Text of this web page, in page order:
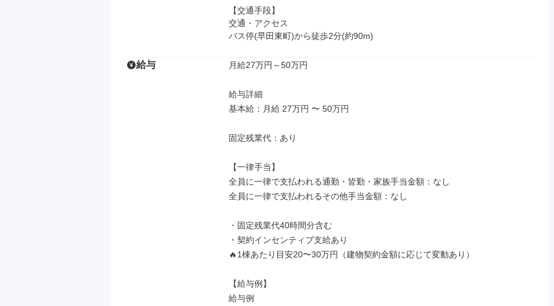
【交通手段】
交通・アクセス
バス停(早田東町)から徒歩2分(約90m)
給与 月給27万円～50万円
給与詳細
基本給：月給 27万円 〜 50万円
固定残業代：あり
【一律手当】
全員に一律で支払われる通勤・皆勤・家族手当金額：なし
全員に一律で支払われるその他手当金額：なし
・固定残業代40時間分含む
・契約インセンティブ支給あり
🔥1棟あたり目安20〜30万円（建物契約金額に応じて変動あり）
【給与例】
給与例